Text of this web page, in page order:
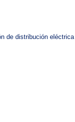
distribución